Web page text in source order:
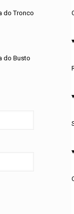
do Tronco
do Busto